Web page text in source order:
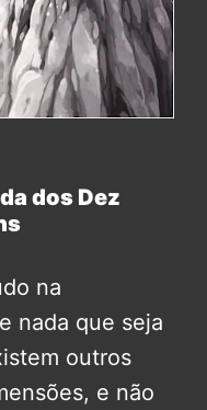
dos Dez
na
nada que seja
outros
e não